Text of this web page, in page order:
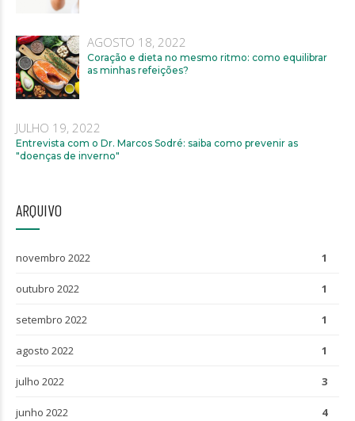
AGOSTO 18, 2022
Coração e dieta no mesmo ritmo: como equilibrar
as minhas refeições?
JULHO 19, 2022
Entrevista com o Dr. Marcos Sodré: saiba como prevenir as
"doenças de inverno"
ARQUIVO
novembro 2022 1
outubro 2022 1
setembro 2022 1
agosto 2022 1
julho 2022 3
junho 2022 4